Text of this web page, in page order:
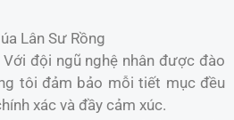
Lân Sư Rồng
Với đội ngũ nghệ nhân được đào
tôi đảm bảo mỗi tiết mục đều
xác và đầy cảm xúc.